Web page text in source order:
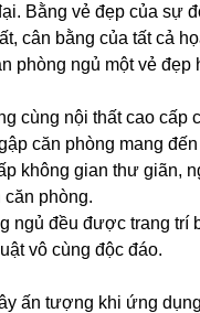
Bằng vẻ đẹp của sự
cân bằng của tất cả
phòng ngủ một vẻ đẹp
cùng nội thất cao cấp
căn phòng mang
không gian thư giãn,
căn phòng.
ngủ đều được trang trí
vô cùng độc đáo.
ấn tượng khi ứng